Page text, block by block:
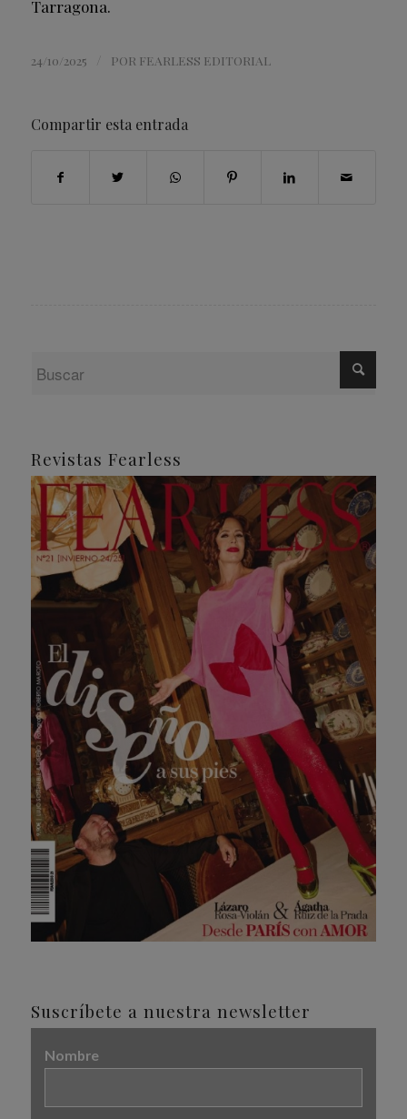
Tarragona.
24/10/2025 POR FEARLESS EDITORIAL
Compartir esta entrada
Revistas Fearless
Suscríbete a nuestra newsletter
Nombre